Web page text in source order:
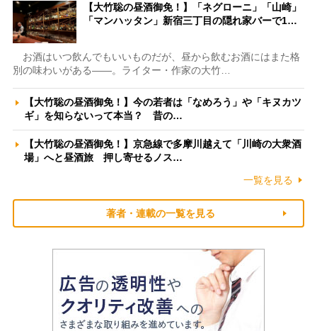
【大竹聡の昼酒御免！】「ネグローニ」「山崎」
「マンハッタン」新宿三丁目の隠れ家バーで1…
お酒はいつ飲んでもいいものだが、昼から飲むお酒にはまた格
別の味わいがある――。ライター・作家の大竹…
【大竹聡の昼酒御免！】今の若者は「なめろう」や「キヌカツ
ギ」を知らないって本当？ 昔の…
【大竹聡の昼酒御免！】京急線で多摩川越えて「川崎の大衆酒
場」へと昼酒旅 押し寄せるノス…
一覧を見る
著者・連載の一覧を見る